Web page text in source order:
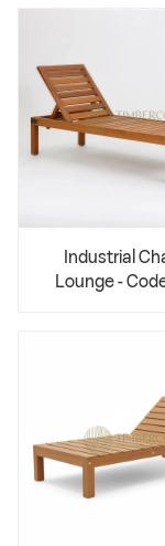
Industrial
Lounge -